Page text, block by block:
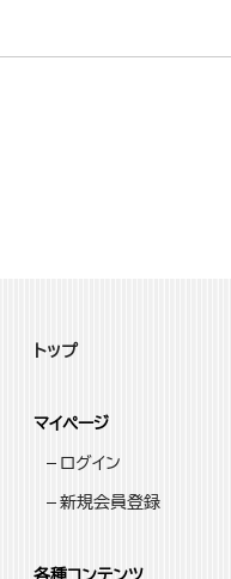
トップ
マイページ
ログイン
新規会員登録